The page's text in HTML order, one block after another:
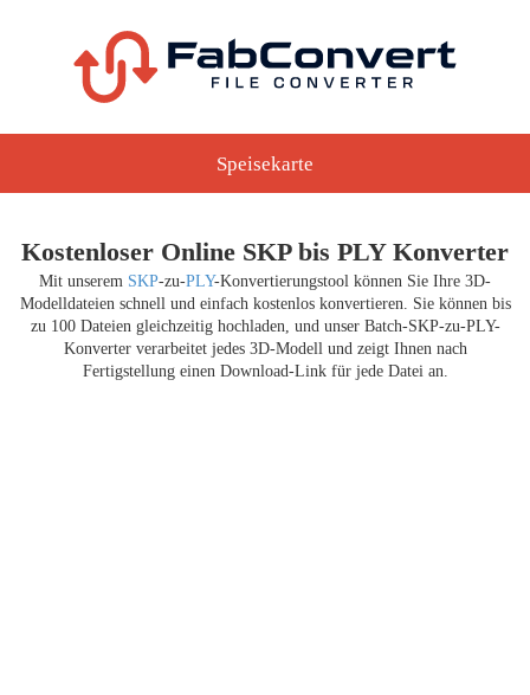
Speisekarte
Kostenloser Online SKP bis PLY Konverter
Mit unserem SKP-zu-PLY-Konvertierungstool können Sie Ihre 3D-
Modelldateien schnell und einfach kostenlos konvertieren. Sie können bis
zu 100 Dateien gleichzeitig hochladen, und unser Batch-SKP-zu-PLY-
Konverter verarbeitet jedes 3D-Modell und zeigt Ihnen nach
Fertigstellung einen Download-Link für jede Datei an.